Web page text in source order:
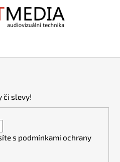
či slevy!
s podmínkami ochrany